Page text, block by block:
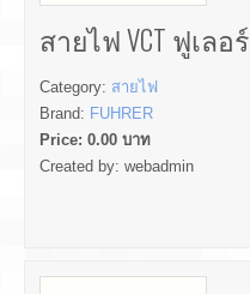
สายไฟ VCT ฟูเลอร์
Category: สายไฟ
Brand: FUHRER
Price: 0.00 บาท
Created by: webadmin